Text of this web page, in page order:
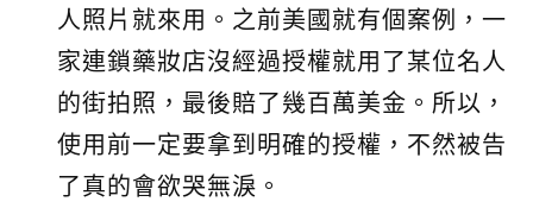
人照片就來用。之前美國就有個案例，一
家連鎖藥妝店沒經過授權就用了某位名人
的街拍照，最後賠了幾百萬美金。所以，
使用前一定要拿到明確的授權，不然被告
了真的會欲哭無淚。